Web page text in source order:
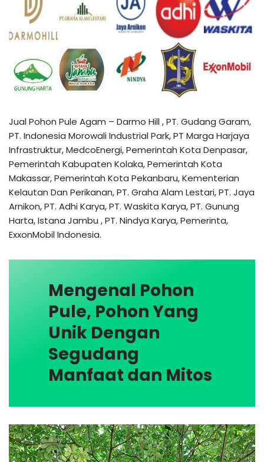
Jual Pohon Pule Agam – Darmo Hill , PT. Gudang Garam,
PT. Indonesia Morowali Industrial Park, PT Marga Harjaya
Infrastruktur, MedcoEnergi, Pemerintah Kota Denpasar,
Pemerintah Kabupaten Kolaka, Pemerintah Kota
Makassar, Pemerintah Kota Pekanbaru, Kementerian
Kelautan Dan Perikanan, PT. Graha Alam Lestari, PT. Jaya
Arnikon, PT. Adhi Karya, PT. Waskita Karya, PT. Gunung
Harta, Istana Jambu , PT. Nindya Karya, Pemerinta,
ExxonMobil Indonesia.
Mengenal Pohon
Pule, Pohon Yang
Unik Dengan
Segudang
Manfaat dan Mitos